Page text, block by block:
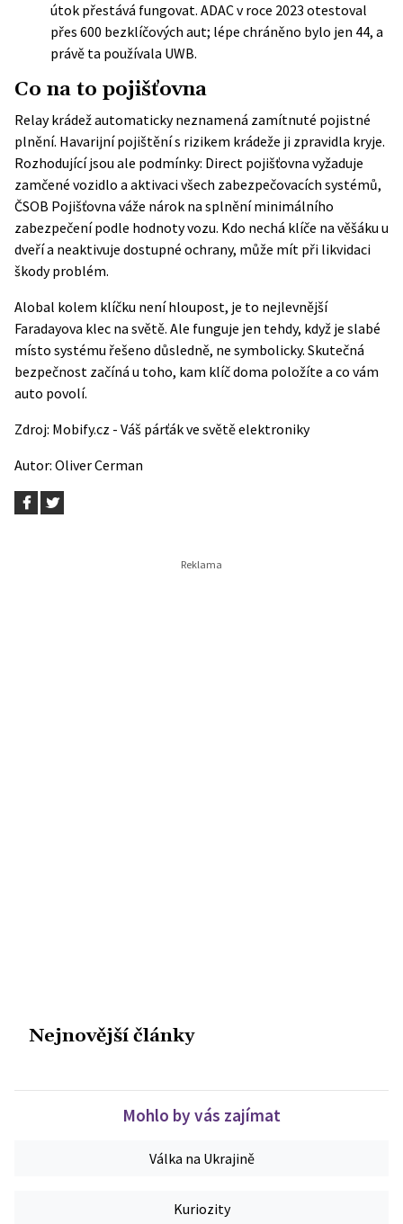
útok přestává fungovat. ADAC v roce 2023 otestoval
přes 600 bezklíčových aut; lépe chráněno bylo jen 44, a
právě ta používala UWB.
Co na to pojišťovna
Relay krádež automaticky neznamená zamítnuté pojistné
plnění. Havarijní pojištění s rizikem krádeže ji zpravidla kryje.
Rozhodující jsou ale podmínky: Direct pojišťovna vyžaduje
zamčené vozidlo a aktivaci všech zabezpečovacích systémů,
ČSOB Pojišťovna váže nárok na splnění minimálního
zabezpečení podle hodnoty vozu. Kdo nechá klíče na věšáku u
dveří a neaktivuje dostupné ochrany, může mít při likvidaci
škody problém.
Alobal kolem klíčku není hloupost, je to nejlevnější
Faradayova klec na světě. Ale funguje jen tehdy, když je slabé
místo systému řešeno důsledně, ne symbolicky. Skutečná
bezpečnost začíná u toho, kam klíč doma položíte a co vám
auto povolí.
Zdroj: Mobify.cz - Váš párťák ve světě elektroniky
Autor: Oliver Cerman
Nejnovější články
Mohlo by vás zajímat
Válka na Ukrajině
Kuriozity